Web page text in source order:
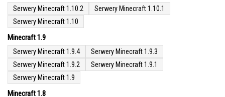
Serwery Minecraft 1.10.2
Serwery Minecraft 1.10.1
Serwery Minecraft 1.10
Minecraft 1.9
Serwery Minecraft 1.9.4
Serwery Minecraft 1.9.3
Serwery Minecraft 1.9.2
Serwery Minecraft 1.9.1
Serwery Minecraft 1.9
Minecraft 1.8